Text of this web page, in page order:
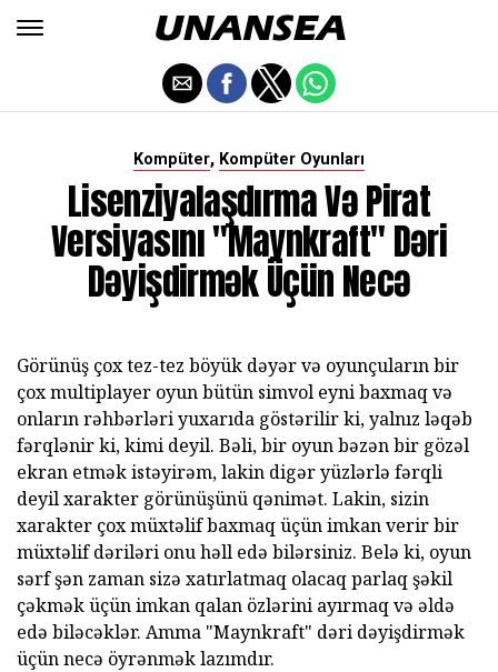
Kompüter, Kompüter Oyunları
Lisenziyalaşdırma Və Pirat
Versiyasını "Maynkraft" Dəri
Dəyişdirmək Üçün Necə
Görünüş çox tez-tez böyük dəyər və oyunçuların bir
çox multiplayer oyun bütün simvol eyni baxmaq və
onların rəhbərləri yuxarıda göstərilir ki, yalnız ləqəb
fərqlənir ki, kimi deyil. Bəli, bir oyun bəzən bir gözəl
ekran etmək istəyirəm, lakin digər yüzlərlə fərqli
deyil xarakter görünüşünü qənimət. Lakin, sizin
xarakter çox müxtəlif baxmaq üçün imkan verir bir
müxtəlif dəriləri onu həll edə bilərsiniz. Belə ki, oyun
sərf şən zaman sizə xatırlatmaq olacaq parlaq şəkil
çəkmək üçün imkan qalan özlərini ayırmaq və əldə
edə biləcəklər. Amma "Maynkraft" dəri dəyişdirmək
üçün necə öyrənmək lazımdır.